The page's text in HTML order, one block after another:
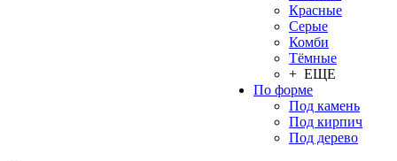
Красные
Серые
Комби
Тёмные
+ ЕЩЕ
По форме
Под камень
Под кирпич
Под дерево